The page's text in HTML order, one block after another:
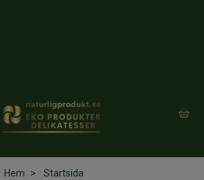
Hem
Startsida